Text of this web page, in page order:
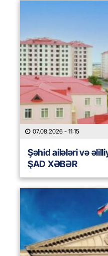
07.08.2026 - 11:15
Şəhid ailələri və
ŞAD XƏBƏR